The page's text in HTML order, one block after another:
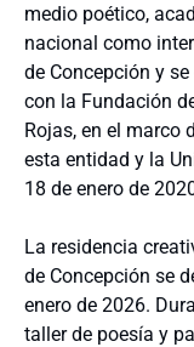
medio poético,
nacional como
de Concepción y
con la Fundación
Rojas, en el marco
esta entidad y la
18 de enero de
La residencia
de Concepción se
enero de 2026.
taller de poesía y